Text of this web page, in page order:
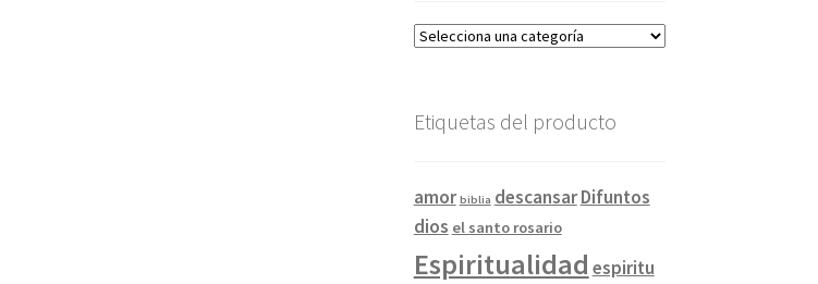
Etiquetas del producto
amor biblia descansarDifuntos
dios el santo rosario
Espiritualidad espiritu